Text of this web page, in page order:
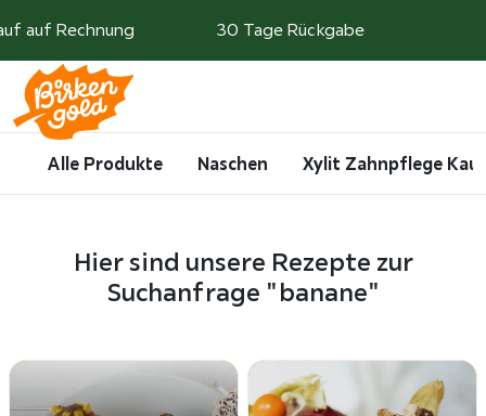
auf Rechnung 30 Tage Rückgabe
Alle Produkte Naschen Xylit Zahnpflege
Hier sind unsere Rezepte zur
Suchanfrage "banane"